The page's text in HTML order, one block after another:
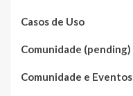
Casos de Uso
Comunidade (pending)
Comunidade e Eventos